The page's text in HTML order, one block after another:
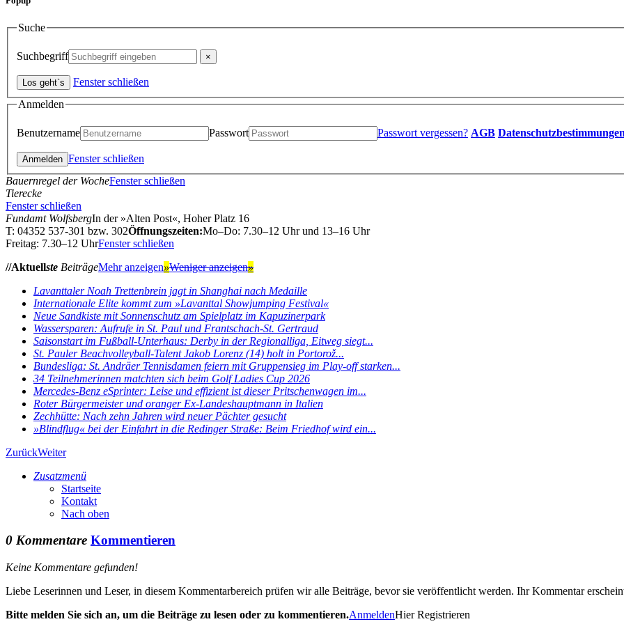
Suche
Suchbegriff
Fenster schließen
Anmelden
Benutzername Passwort Passwort vergessen? AGB
Fenster schließen
Bauernregel der WocheFenster schließen
Tierecke
Fenster schließen
Fundamt WolfsbergIn der »Alten Post«, Hoher Platz 16
T: 04352 537-301 bzw. 302Öffnungszeiten:Mo–Do: 7.30–12 Uhr und 13–16 Uhr
Freitag: 7.30–12 UhrFenster schließen
//Aktuellste BeiträgeMehr anzeigen»Weniger anzeigen»
Lavanttaler Noah Trettenbrein jagt in Shanghai nach Medaille
Internationale Elite kommt zum »Lavanttal Showjumping Festival«
Neue Sandkiste mit Sonnenschutz am Spielplatz im Kapuzinerpark
Wassersparen: Aufrufe in St. Paul und Frantschach-St. Gertraud
Saisonstart im Fußball-Unterhaus: Derby in der Regionalliga, Eitweg siegt...
St. Pauler Beachvolleyball-Talent Jakob Lorenz (14) holt in Portorož...
Bundesliga: St. Andräer Tennisdamen feiern mit Gruppensieg im Play-off starken...
34 Teilnehmerinnen matchten sich beim Golf Ladies Cup 2026
Mercedes-Benz eSprinter: Leise und effizient ist dieser Pritschenwagen im...
Roter Bürgermeister und oranger Ex-Landeshauptmann in Italien
Zechhütte: Nach zehn Jahren wird neuer Pächter gesucht
»Blindflug« bei der Einfahrt in die Redinger Straße: Beim Friedhof wird ein...
ZurückWeiter
Zusatzmenü
Startseite
Kontakt
Nach oben
0 Kommentare Kommentieren
Keine Kommentare gefunden!
Liebe Leserinnen und Leser, in diesem Kommentarbereich prüfen wir alle Beiträge, bevor sie veröffentlicht werden. Ihr Kommentar
Bitte melden Sie sich an, um die Beiträge zu lesen oder zu kommentieren.AnmeldenHier Registrieren